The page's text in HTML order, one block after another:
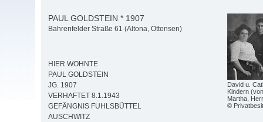
David u.
Kindern
Martha,
©
PAUL GOLDSTEIN * 1907
Bahrenfelder Straße 61 (Altona, Ottensen)
HIER WOHNTE
PAUL GOLDSTEIN
JG. 1907
VERHAFTET 8.1.1943
GEFÄNGNIS FUHLSBÜTTEL
AUSCHWITZ